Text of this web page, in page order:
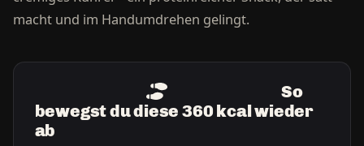
macht und im Handumdrehen gelingt.
So
bewegst du diese 360 kcal wieder
ab